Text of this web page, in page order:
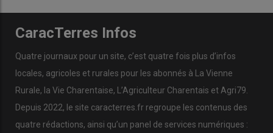
CaracTerres Infos
Quatre journaux pour un site, c’est quatre fois plus d’infos
locales, agricoles et rurales pour les abonnés à La Vienne
Rurale, la Vie Charentaise, L’Agriculteur Charentais et Agri79.
Depuis 2022, le site caracterres.fr regroupe les contenus des
quatre rédactions, ainsi qu’un panel de services numériques :